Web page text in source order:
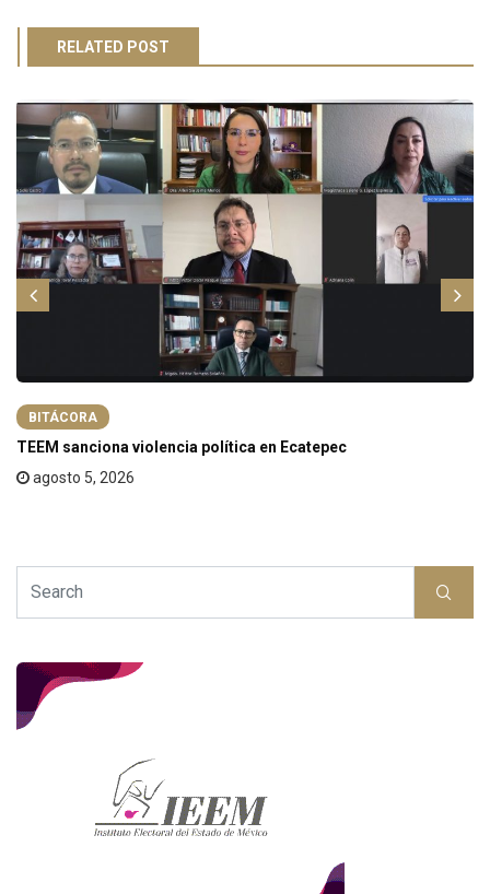
RELATED POST
BITÁCORA
TEEM sanciona violencia política en Ecatepec
agosto 5, 2026